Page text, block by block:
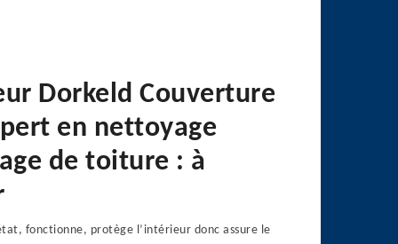
Dorkeld Couverture
en nettoyage
de toiture : à
fonctionne, protège l’intérieur donc assure le